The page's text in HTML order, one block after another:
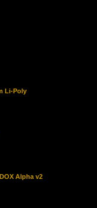
Li-Poly
Alpha v2